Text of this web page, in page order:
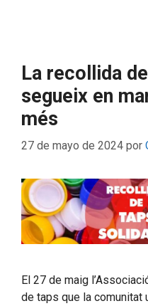
La recollida
segueix en
més
27 de mayo de 2024 por
El 27 de maig
de taps que la comunitat